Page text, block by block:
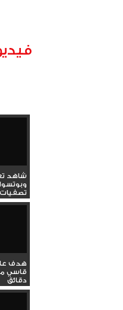
شاهد
تصفيات
هدف
دقائق